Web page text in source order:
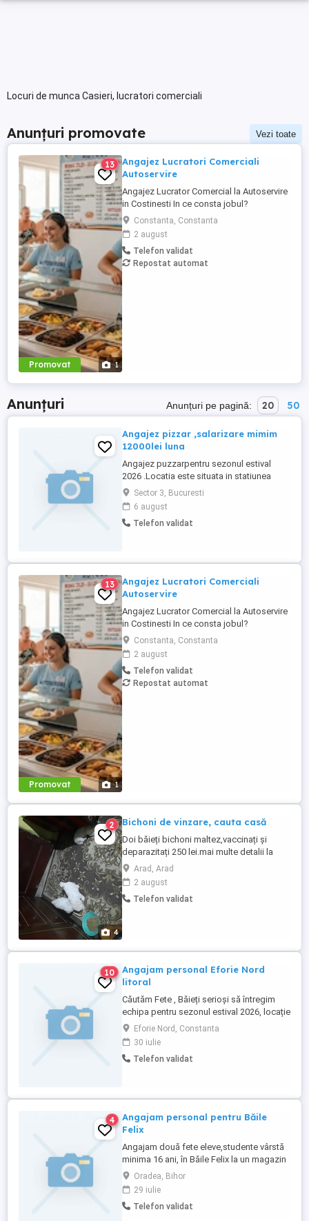
Locuri de munca Casieri, lucratori comerciali
Anunțuri promovate Vezi toate
Promovat 1
13
Angajez Lucratori Comerciali
Autoservire
Angajez Lucrator Comercial la Autoservire
in Costinesti In ce consta jobul?
Debarasator pe sala Servit Mancare la
clienti pe linie Ajutat diverse in Bucatarie
(pregatire mancare pentru a fi scoasa pe
linia de autoservire) Daca ai experienta e
un plus, dar acceptam si persoane fara
Constanta, Constanta
2 august
Telefon validat
Repostat automat
Anunțuri Anunțuri pe pagină: 20 50
Angajez pizzar ,salarizare mimim
12000lei luna
Angajez puzzarpentru sezonul estival
2026 .Locatia este situata in statiunea
Eforie .Se asigura cazare si masa.Pentru
detalii privind salarizarea nu ezitati sa ne
contactati la tel
Sector 3, Bucuresti
6 august
Telefon validat
Promovat 1
13
Angajez Lucratori Comerciali
Autoservire
Angajez Lucrator Comercial la Autoservire
in Costinesti In ce consta jobul?
Debarasator pe sala Servit Mancare la
clienti pe linie Ajutat diverse in Bucatarie
(pregatire mancare pentru a fi scoasa pe
linia de autoservire) Daca ai experienta e
un plus, dar acceptam si persoane fara
Constanta, Constanta
2 august
Telefon validat
Repostat automat
4
2 Bichoni de vinzare, cauta casă
Doi băieți bichoni maltez,vaccinați și
deparazitați 250 lei.mai multe detalii la
telefon.
Arad, Arad
2 august
Telefon validat
10
Angajam personal Eforie Nord
litoral
Căutăm Fete , Băieți serioși să întregim
echipa pentru sezonul estival 2026, locație
Eforie Nord Posturi * vânzătoare * Femeie
de servici * Casierițe Celor care nu
locuiesc în zona, le oferim cazare Salariu
motivant! Se discută la interviul de
Eforie Nord, Constanta
30 iulie
Telefon validat
4
Angajam personal pentru Băile
Felix
Angajam două fete eleve,studente vârstă
minima 16 ani, în Băile Felix la un magazin
cu specific suveniruri și cadouri. Salariu
motivant!
Oradea, Bihor
29 iulie
Telefon validat